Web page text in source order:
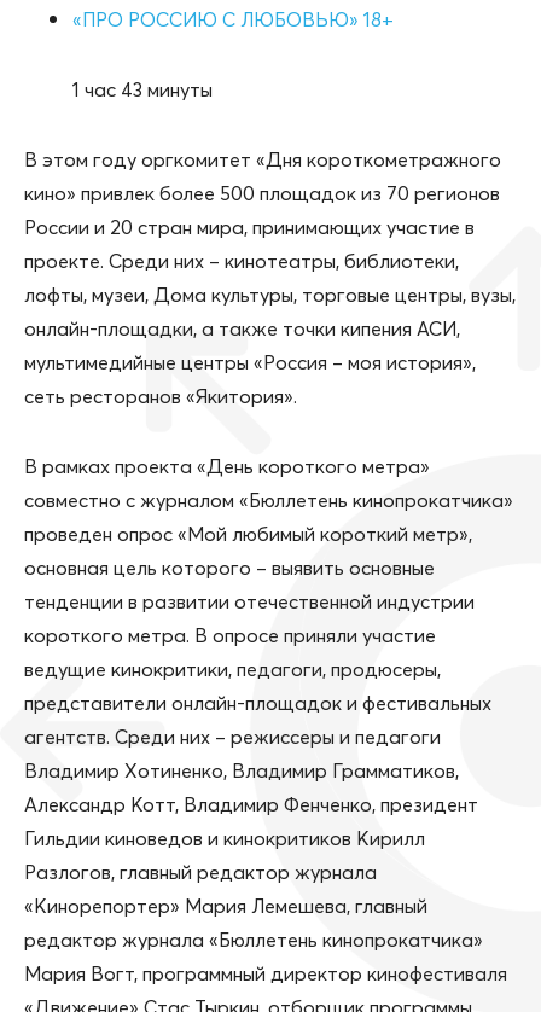
«ПРО РОССИЮ С ЛЮБОВЬЮ» 18+
1 час 43 минуты
В этом году оргкомитет «Дня короткометражного
кино» привлек более 500 площадок из 70 регионов
России и 20 стран мира, принимающих участие в
проекте. Среди них – кинотеатры, библиотеки,
лофты, музеи, Дома культуры, торговые центры, вузы,
онлайн-площадки, а также точки кипения АСИ,
мультимедийные центры «Россия – моя история»,
сеть ресторанов «Якитория».
В рамках проекта «День короткого метра»
совместно с журналом «Бюллетень кинопрокатчика»
проведен опрос «Мой любимый короткий метр»,
основная цель которого – выявить основные
тенденции в развитии отечественной индустрии
короткого метра. В опросе приняли участие
ведущие кинокритики, педагоги, продюсеры,
представители онлайн-площадок и фестивальных
агентств. Среди них – режиссеры и педагоги
Владимир Хотиненко, Владимир Грамматиков,
Александр Котт, Владимир Фенченко, президент
Гильдии киноведов и кинокритиков Кирилл
Разлогов, главный редактор журнала
«Кинорепортер» Мария Лемешева, главный
редактор журнала «Бюллетень кинопрокатчика»
Мария Вогт, программный директор кинофестиваля
«Движение» Стас Тыркин, отборщик программы